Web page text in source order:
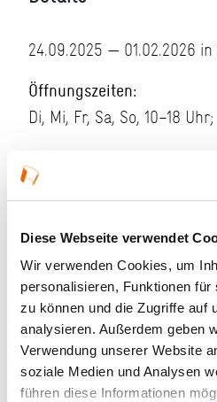
Diese Webseite verwendet
Wir verwenden Cookies, um
personalisieren, Funktionen
zu können und die Zugriffe auf
analysieren. Außerdem geben
Verwendung unserer Website
soziale Medien und Analysen
führen diese Informationen
24.09.2025 — 01.02.2026
Öffnungszeiten:
Di, Mi, Fr, Sa, So, 10–18
Kosten und
Ort und Anfahrt
Veranstaltet von